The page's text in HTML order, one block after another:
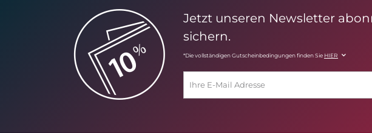
Jetzt unseren Newsletter
sichern.
*Die vollständigen Gutscheinbedingungen finden Sie HIER